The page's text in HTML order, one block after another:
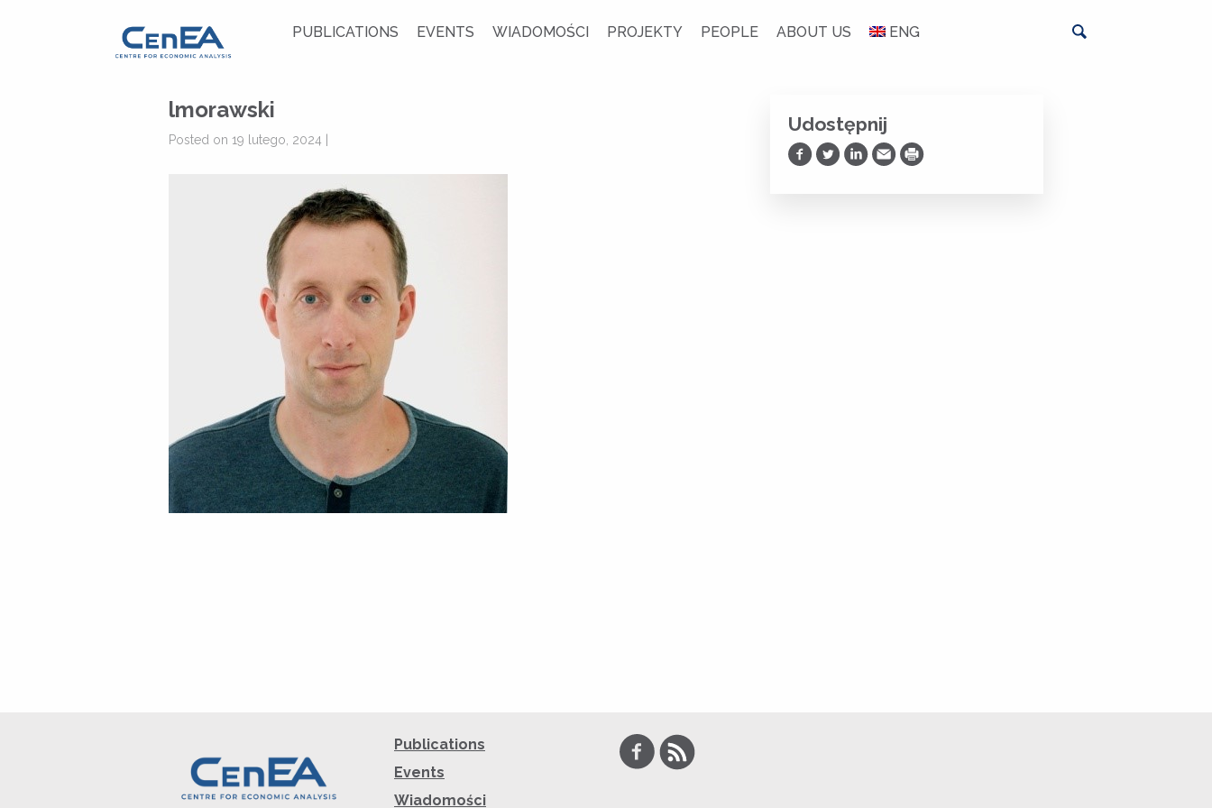
PUBLICATIONS EVENTS WIADOMOŚCI PROJEKTY PEOPLE ABOUT US ENG
lmorawski
Posted on 19 lutego, 2024 |
Udostępnij
Udostępnij na Facebooku
Udostępnij na Twitterze
Udostępnij na LinkedIn
Prześlij Emailem
Drukuj
Publications
Events
Wiadomości
Facebook
RSS